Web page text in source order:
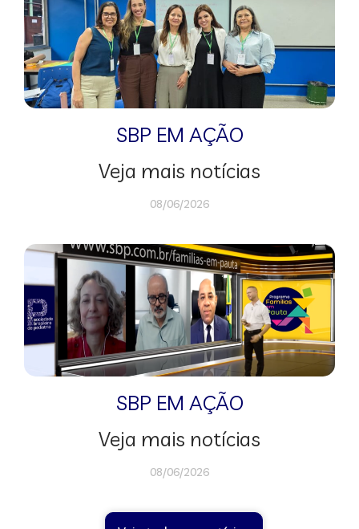
SBP EM AÇÃO
Veja mais notícias
08/06/2026
SBP EM AÇÃO
Veja mais notícias
08/06/2026